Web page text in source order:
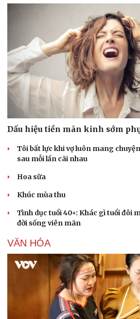
Sân khấu - Điện ảnh
Văn học
Âm nhạc
Di sản
Giải trí
Nghệ
Thời
Sao
Dấu hiệu tiền mãn kinh sớm
Tôi bất lực khi vợ luôn mang
sau mỗi lần cãi nhau
Hoa sữa
Khúc mùa thu
Tình dục tuổi 40+: Khác gì tuổi đôi
đời sống viên mãn
VĂN HÓA